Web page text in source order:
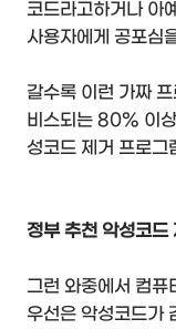
코드라고하거나 아
사용자에게 공포심
갈수록 이런 가짜
비스되는 80% 이
성코드 제거 프로그
정부 추천 악성코드
그런 와중에서 컴퓨
우선은 악성코드가